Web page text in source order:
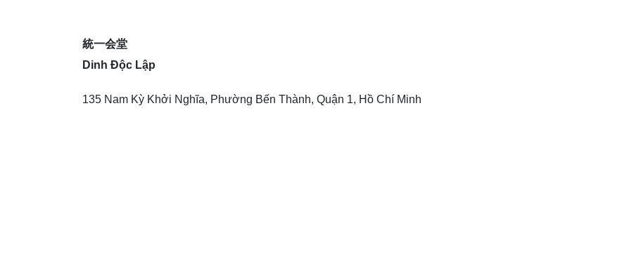
統一会堂
Dinh Độc Lập
135 Nam Kỳ Khởi Nghĩa, Phường Bến Thành, Quận 1, Hồ Chí Minh